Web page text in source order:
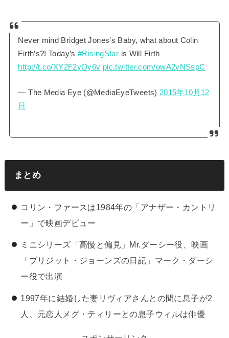
Never mind Bridget Jones’s Baby, what about Colin
Firth’s?! Today’s#RisingStar is Will Firth
http://t.co/XY2F2yOy6v pic.twitter.com/owA2vNSspC
— The Media Eye (@MediaEyeTweets) 2015年10月12
日
まとめ
コリン・ファースは1984年の「アナザー・カントリ
ー」で映画デビュー
ミニシリーズ「高慢と偏見」Mr.ダーシー役、映画
「ブリジット・ジョーンズの日記」マーク・ダーシ
ー役で出演
1997年に結婚した妻リヴィアさんとの間に息子が2
人、元恋人メグ・ティリーとの息子ウィルは俳優